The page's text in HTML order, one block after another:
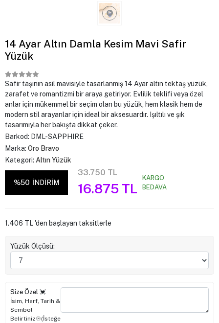
14 Ayar Altın Damla Kesim Mavi Safir
Yüzük
Safir taşının asil mavisiyle tasarlanmış 14 Ayar altın tektaş yüzük,
zarafet ve romantizmi bir araya getiriyor. Evlilik teklifi veya özel
anlar için mükemmel bir seçim olan bu yüzük, hem klasik hem de
modern stil arayanlar için ideal bir aksesuardır. Işıltılı ve şık
tasarımıyla her bakışta dikkat çeker.
Barkod: DML-SAPPHIRE
Marka: Oro Bravo
Kategori: Altın Yüzük
%50 İNDİRİM
33.750 TL
16.875 TL
KARGO
BEDAVA
1.406 TL 'den başlayan taksitlerle
Yüzük Ölçüsü:
Size Özel 💓
İsim, Harf, Tarih &
Sembol
Belirtiniz♾️(İsteğe